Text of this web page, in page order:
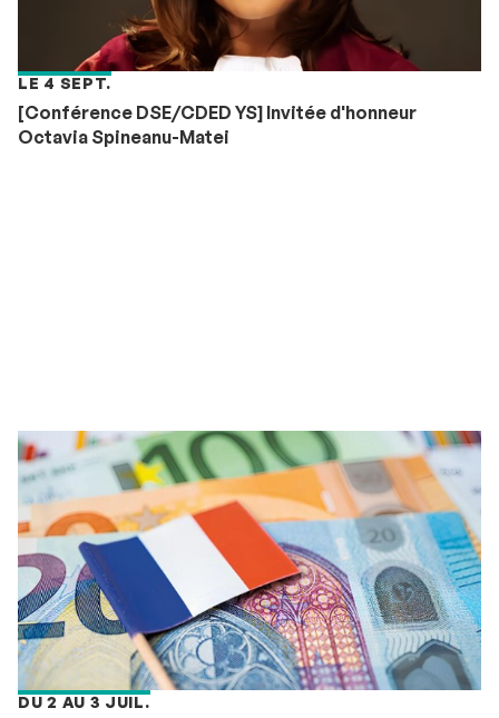
LE 4 SEPT.
[Conférence DSE/CDED YS] Invitée d'honneur
Octavia Spineanu-Matei
DU 2 AU 3 JUIL.